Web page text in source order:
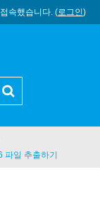
속했습니다. (로그인)
파일 추출하기